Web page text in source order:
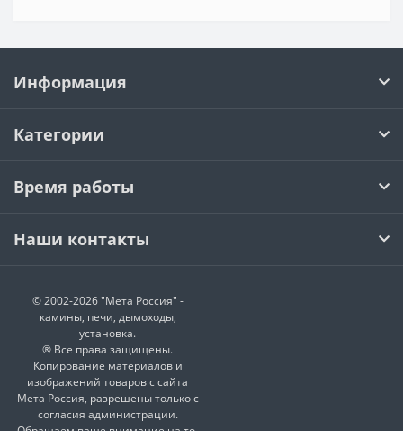
Информация
Категории
Время работы
Наши контакты
© 2002-2026 "Мета Россия" -
камины, печи, дымоходы,
установка.
® Все права защищены.
Копирование материалов и
изображений товаров с сайта
Мета Россия, разрешены только с
согласия администрации.